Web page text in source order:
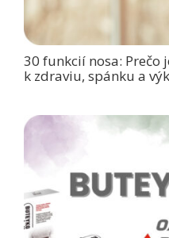
30 funkcií nosa: Prečo
k zdraviu, spánku a